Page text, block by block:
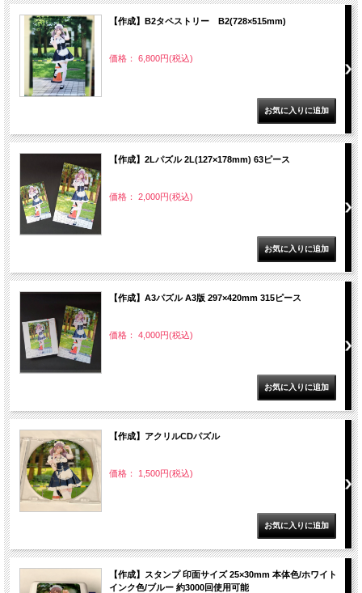
【作成】B2タペストリー B2(728×515mm)
価格： 6,800円(税込)
【作成】2Lパズル 2L(127×178mm) 63ピース
価格： 2,000円(税込)
【作成】A3パズル A3版 297×420mm 315ピース
価格： 4,000円(税込)
【作成】アクリルCDパズル
価格： 1,500円(税込)
【作成】スタンプ 印面サイズ 25×30mm 本体色/ホワイト
インク色/ブルー 約3000回使用可能